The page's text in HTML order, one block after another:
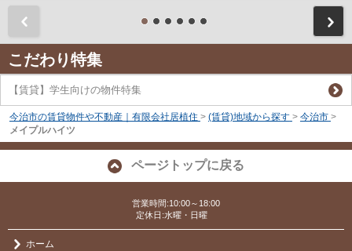
こだわり特集
【賃貸】学生向けの物件特集
今治市の賃貸物件や不動産｜有限会社居植住 > (賃貸)地域から探す > 今治市 >
メイプルハイツ
ページトップに戻る
営業時間:10:00～18:00
定休日:水曜・日曜
ホーム